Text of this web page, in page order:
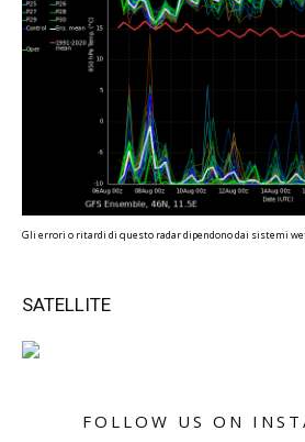
Gli errori o ritardi di questo radar dipendono dai sistemi
SATELLITE
FOLLOW US ON